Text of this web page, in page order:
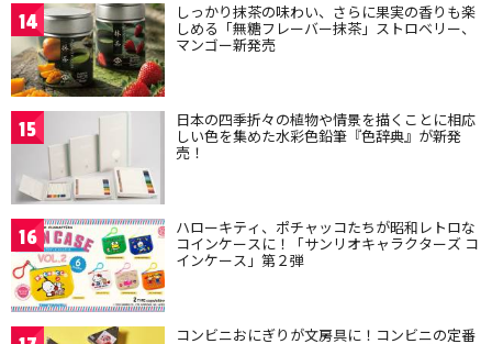
14 しっかり抹茶の味わい、さらに果実の香りも楽
しめる「無糖フレーバー抹茶」ストロベリー、
マンゴー新発売
15 日本の四季折々の植物や情景を描くことに相応
しい色を集めた水彩色鉛筆『色辞典』が新発
売！
16 ハローキティ、ポチャッコたちが昭和レトロな
コインケースに！「サンリオキャラクターズ コ
インケース」第２弾
コンビニおにぎりが文房具に！コンビニの定番